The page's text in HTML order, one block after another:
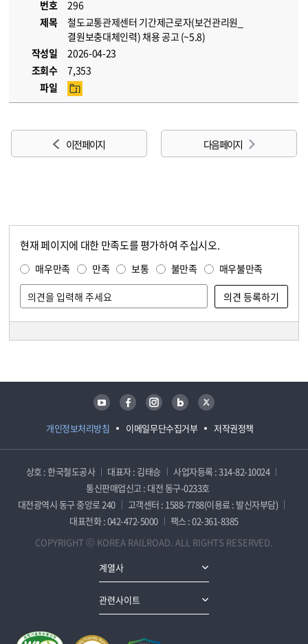
번호
296
제목
철도교통관제센터 기간제근로자(보건관리원_
결원보충대체인력) 채용 공고 (~5.8)
작성일
2026-04-23
조회수
7,353
파일
이전 페이지 다음 페이지
현재 페이지에 대한 만족도를 평가하여 주십시오.
매우만족 만족 보통 불만족 매우불만족
개인정보처리방침 이메일무단수집거부 저작권정책
유튜브 페이스북 인스타그램 블로그 트위터
상호 : 한국철도공사 대표자 : 김태승
사업자등록 : 314-82-10024
통신판매업신고 : 대전 동구-0233호
대전광역시 동구 중앙로 240
고객센터 : 1588-7788(이용료 : 발신자부담)
대표전화 : 042-472-5000
팩스 : 02-361-8385
COPYRIGHT ⓒ KOREA RAILROAD. ALL RIGHTS RESERVED.
계열사
관련사이트